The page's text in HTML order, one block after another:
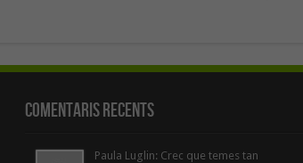
Comentaris Recents
Paula Luglin: Crec que temes tan